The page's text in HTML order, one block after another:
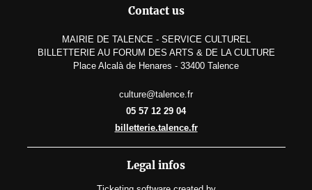
Contact us
MAIRIE DE TALENCE - SERVICE CULTUREL
BILLETTERIE AU FORUM DES ARTS & DE LA CULTURE
Place Alcalà de Henares - 33400 Talence
culture@talence.fr
05 57 12 29 04
billetterie.talence.fr
Legal infos